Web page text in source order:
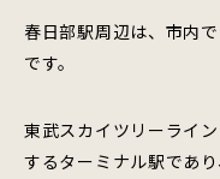
春日部駅周辺は、市内
です。
東武スカイツリーライ
するターミナル駅であ